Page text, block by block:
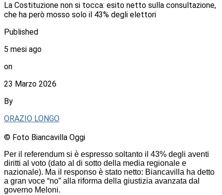
La Costituzione non si tocca: esito netto sulla consultazione,
che ha però mosso solo il 43% degli elettori
Published
5 mesi ago
on
23 Marzo 2026
By
ORAZIO LONGO
© Foto Biancavilla Oggi
Per il referendum si è espresso soltanto il 43% degli aventi
diritti al voto (dato al di sotto della media regionale e
nazionale). Ma il responso è stato netto: Biancavilla ha detto
a gran voce “no” alla riforma della giustizia avanzata dal
governo Meloni.